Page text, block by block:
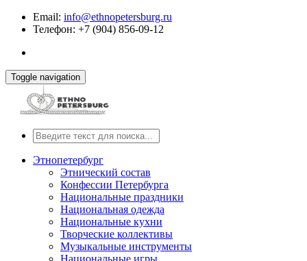
Email: info@ethnopetersburg.ru
Телефон: +7 (904) 856-09-12
Toggle navigation
Этнопетербург
Этнический состав
Конфессии Петербурга
Национальные праздники
Национальная одежда
Национальные кухни
Творческие коллективы
Музыкальные инструменты
Национальные игры